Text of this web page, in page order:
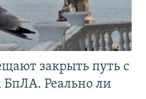
закрыть путь с
Реально ли